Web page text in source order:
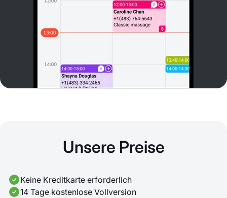
Unsere Preise
Keine Kreditkarte erforderlich
14 Tage kostenlose Vollversion